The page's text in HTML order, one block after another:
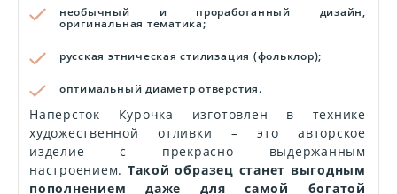
необычный и проработанный дизайн,
оригинальная тематика;
русская этническая стилизация (фольклор);
оптимальный диаметр отверстия.
Наперсток Курочка изготовлен в технике
художественной отливки – это авторское
изделие с прекрасно выдержанным
настроением. Такой образец станет выгодным
пополнением даже для самой богатой